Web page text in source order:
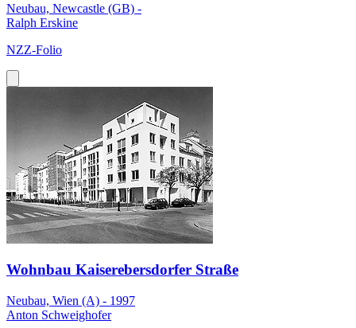
Neubau, Newcastle (GB) -
Ralph Erskine
NZZ-Folio
Wohnbau Kaiserebersdorfer Straße
Neubau, Wien (A) - 1997
Anton Schweighofer